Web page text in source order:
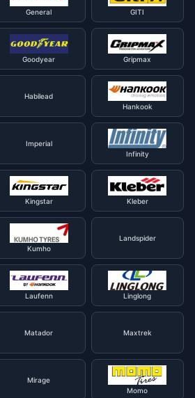
General GITI
Goodyear Gripmax
Habilead
Hankook
Imperial
Infinity
Kingstar
Kleber
Kumho
Landspider
Laufenn
Linglong
Matador Maxtrek
Mirage
Momo